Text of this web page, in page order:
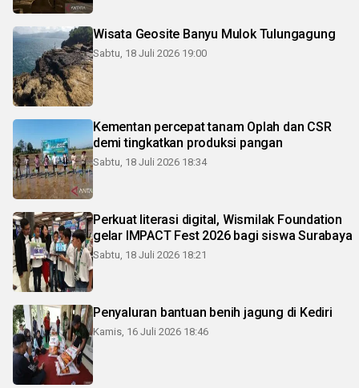
Wisata Geosite Banyu Mulok Tulungagung
Sabtu, 18 Juli 2026 19:00
Kementan percepat tanam Oplah dan CSR
demi tingkatkan produksi pangan
Sabtu, 18 Juli 2026 18:34
Perkuat literasi digital, Wismilak Foundation
gelar IMPACT Fest 2026 bagi siswa Surabaya
Sabtu, 18 Juli 2026 18:21
Penyaluran bantuan benih jagung di Kediri
Kamis, 16 Juli 2026 18:46